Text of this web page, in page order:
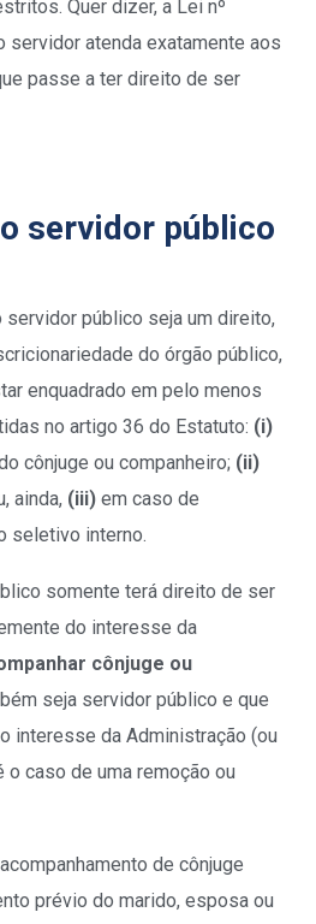
Quer dizer, a Lei nº
servidor atenda exatamente aos
passe a ter direito de ser
servidor público
servidor público seja um direito,
do órgão público,
enquadrado em pelo menos
no artigo 36 do Estatuto: (i)
cônjuge ou companheiro; (ii)
ainda, (iii) em caso de
seletivo interno.
somente terá direito de ser
do interesse da
cônjuge ou
seja servidor público e que
interesse da Administração (ou
o caso de uma remoção ou
de cônjuge
prévio do marido, esposa ou